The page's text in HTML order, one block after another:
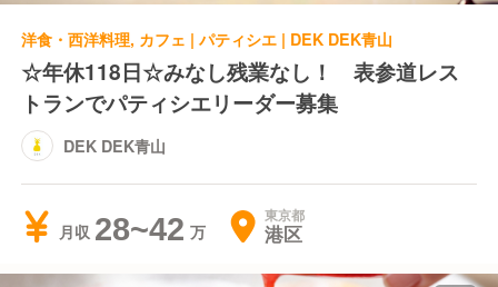
洋食・西洋料理, カフェ | パティシエ | DEK DEK青山
☆年休118日☆みなし残業なし！ 表参道レス
トランでパティシエリーダー募集
DEK DEK青山
月収 28~42 東京都
港区